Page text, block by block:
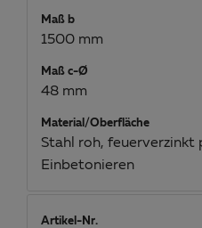
Maß b
1500 mm
Maß c-Ø
48 mm
Material/Oberfläche
Stahl roh, feuerverzinkt
Einbetonieren
Artikel-Nr.